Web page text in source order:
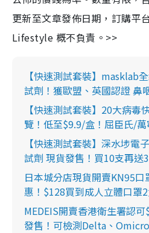
更新至文章發佈日期，訂購平
Lifestyle 概不負責。>>
【快速測試套裝】masklab
試劑！獲歐盟、英國認證 鼻
【快速測試套裝】20大病毒
覽！低至$9.9/盒！屈臣氏/
【快速測試套裝】深水埗電
試劑 現貨發售！買10支再送
日本城分店現貨開賣KN95
惠！$128買到成人立體口罩
MEDEIS開賣香港衛生署認
發售！可檢測Delta、